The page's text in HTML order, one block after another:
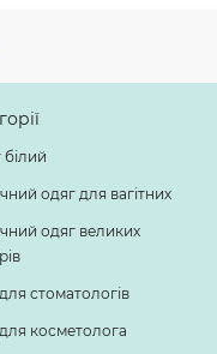
білий
одяг для вагітних
одяг великих
стоматологів
косметолога